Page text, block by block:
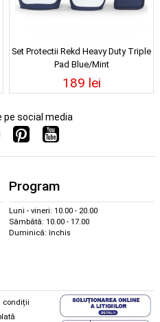
Set Protectii Rekd Heavy Duty Triple
Pad Blue/Mint
189 lei
social media
Program
Luni - vineri: 10.00 - 20.00
Sâmbătă: 10.00 - 17.00
Duminică: închis
condiții